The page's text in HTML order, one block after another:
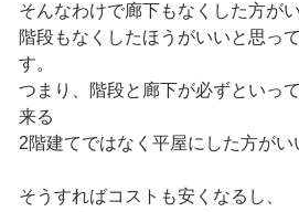
そんなわけで廊下もなくした方がい
階段もなくしたほうがいいと思っ
す。
つまり、階段と廊下が必ずといっ
来る
2階建てではなく平屋にした方がい
そうすればコストも安くなるし、